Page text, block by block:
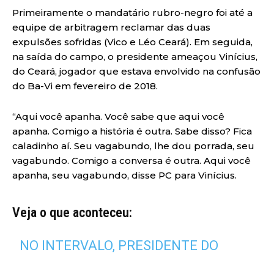
Primeiramente o mandatário rubro-negro foi até a
equipe de arbitragem reclamar das duas
expulsões sofridas (Vico e Léo Ceará). Em seguida,
na saída do campo, o presidente ameaçou Vinícius,
do Ceará, jogador que estava envolvido na confusão
do Ba-Vi em fevereiro de 2018.
“Aqui você apanha. Você sabe que aqui você
apanha. Comigo a história é outra. Sabe disso? Fica
caladinho aí. Seu vagabundo, lhe dou porrada, seu
vagabundo. Comigo a conversa é outra. Aqui você
apanha, seu vagabundo, disse PC para Vinícius.
Veja o que aconteceu:
NO INTERVALO, PRESIDENTE DO